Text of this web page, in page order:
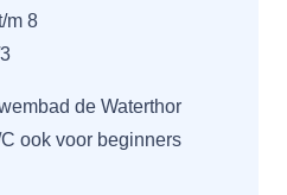
m 8
de Waterthor
ook voor beginners